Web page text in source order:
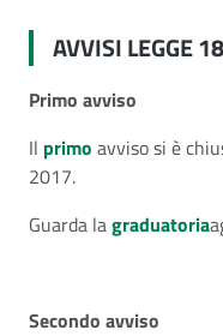
AVVISI LEGGE
Primo avviso
Il primo avviso si è
2017.
Guarda lagraduatoria
Secondo avviso